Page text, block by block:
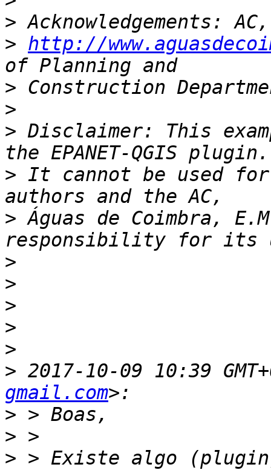
>
> http://
>
>
> Disclaimer: This
> It cannot be used for
> Águas de Coimbra,
>
>
>
>
>
> 2017-10-09 10:39
gmail.com
>
>
> > Existe algo